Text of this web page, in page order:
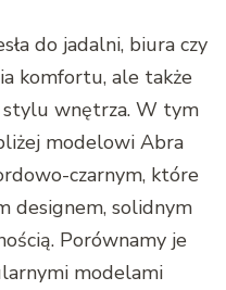
do jadalni, biura czy
komfortu, ale także
wnętrza. W tym
modelowi Abra
czarnym, które
designem, solidnym
Porównamy je
modelami